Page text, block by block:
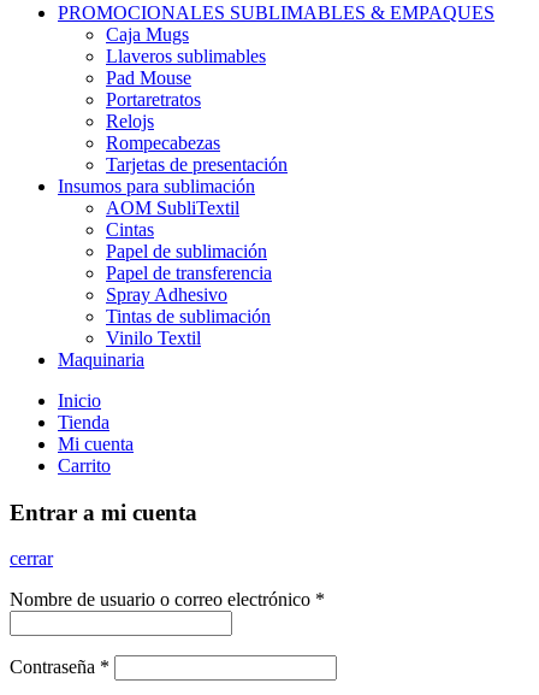
PROMOCIONALES SUBLIMABLES & EMPAQUES
Caja Mugs
Llaveros sublimables
Pad Mouse
Portaretratos
Relojs
Rompecabezas
Tarjetas de presentación
Insumos para sublimación
AOM SubliTextil
Cintas
Papel de sublimación
Papel de transferencia
Spray Adhesivo
Tintas de sublimación
Vinilo Textil
Maquinaria
Inicio
Tienda
Mi cuenta
Carrito
Entrar a mi cuenta
cerrar
Nombre de usuario o correo electrónico *
Contraseña *